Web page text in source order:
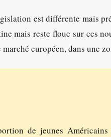
est différente mais
mais reste floue sur ces
européen, dans une
de jeunes